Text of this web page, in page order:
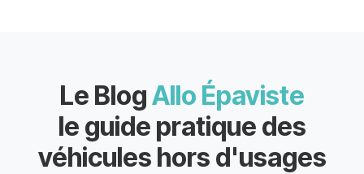
Le BlogAllo Épaviste
le guide pratique des
véhicules hors d'usages